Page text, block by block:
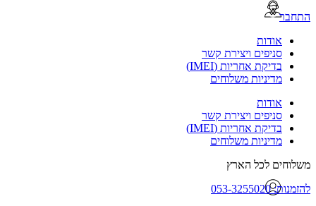
אודות
סניפים ויצירת קשר
בדיקת אחריות (IMEI)
מדיניות משלוחים
אודות
סניפים ויצירת קשר
בדיקת אחריות (IMEI)
מדיניות משלוחים
לכל הארץ
053-3255020